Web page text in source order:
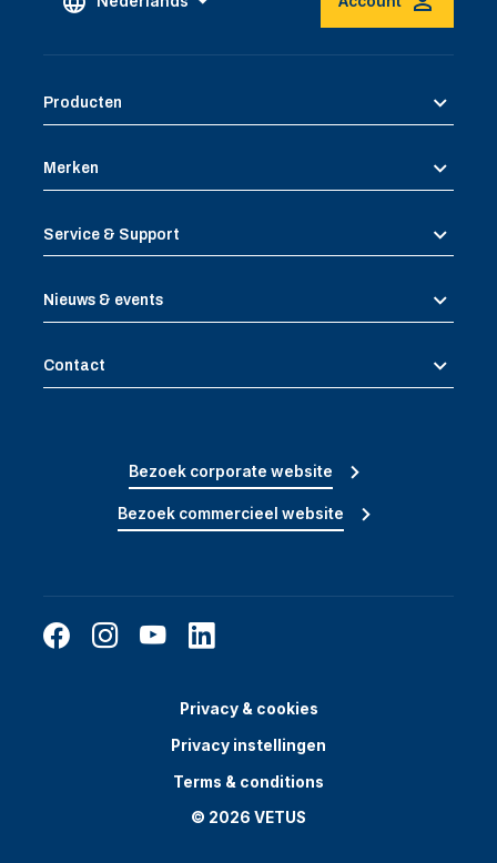
Producten
Merken
Service & Support
Nieuws & events
Contact
Bezoek corporate website
Bezoek commercieel website
Privacy & cookies
Privacy instellingen
Terms & conditions
© 2026 VETUS